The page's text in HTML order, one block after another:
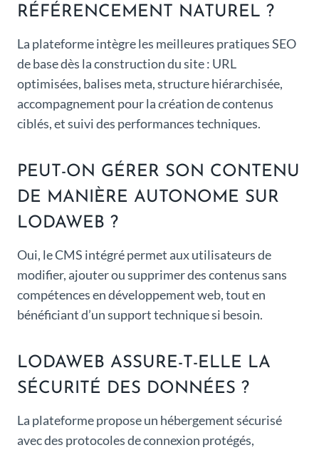
RÉFÉRENCEMENT NATUREL ?
La plateforme intègre les meilleures pratiques SEO
de base dès la construction du site : URL
optimisées, balises meta, structure hiérarchisée,
accompagnement pour la création de contenus
ciblés, et suivi des performances techniques.
PEUT-ON GÉRER SON CONTENU
DE MANIÈRE AUTONOME SUR
LODAWEB ?
Oui, le CMS intégré permet aux utilisateurs de
modifier, ajouter ou supprimer des contenus sans
compétences en développement web, tout en
bénéficiant d’un support technique si besoin.
LODAWEB ASSURE-T-ELLE LA
SÉCURITÉ DES DONNÉES ?
La plateforme propose un hébergement sécurisé
avec des protocoles de connexion protégés,